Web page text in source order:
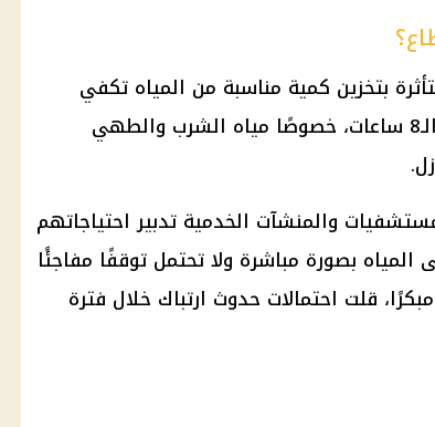
بتخزين كمية مناسبة من المياه تكفي
الاستخدامات الأساسية خلال فترة الـ8 ساعات، خصوصًا مياه الشرب والطهي
والمنشآت الخدمية تدبير احتياجاتهم
المياه بصورة مباشرة ولا تحتمل توقفًا مفاجئًا
قلت احتمالات حدوث ارتباك خلال فترة